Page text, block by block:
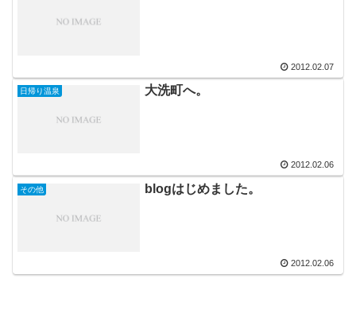
2012.02.07
日帰り温泉 大洗町へ。
2012.02.06
その他 blogはじめました。
2012.02.06